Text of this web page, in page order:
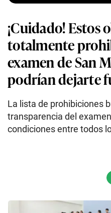
¡Cuidado! Estos
totalmente
examen de San
podrían dejarte
La lista de prohibiciones
transparencia del
condiciones entre todos